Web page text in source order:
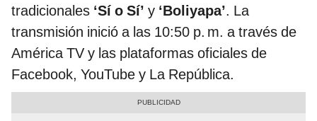
tradicionales ‘Sí o Sí’ y ‘Boliyapa’. La
transmisión inició a las 10:50 p. m. a través de
América TV y las plataformas oficiales de
Facebook, YouTube y La República.